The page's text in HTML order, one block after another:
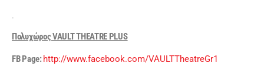
Πολυχώρος VAULT THEATRE PLUS
FB Page: http://www.facebook.com/VAULTTheatreGr1